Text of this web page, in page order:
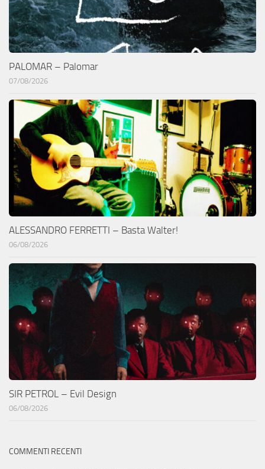
PALOMAR – Palomar
07/08/2026
ALESSANDRO FERRETTI – Basta Walter!
06/08/2026
SIR PETROL – Evil Design
06/08/2026
COMMENTI RECENTI